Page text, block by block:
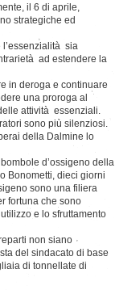
il 6 di aprile,
strategiche ed
l’essenzialità sia
ad estendere la
in deroga e continuare
una proroga al
attività essenziali.
sono più silenziosi.
della Dalmine lo
d’ossigeno della
Bonometti, dieci giorni
sono una filiera
fortuna che sono
e lo sfruttamento
non siano
del sindacato di base
di tonnellate di